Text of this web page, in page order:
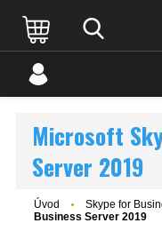
Microsoft
Server 2019
Úvod Skype for
Business Server 2019